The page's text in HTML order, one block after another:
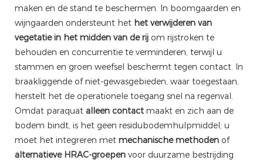
maken en de stand te beschermen. In boomgaarden en
wijngaarden ondersteunt het het verwijderen van
vegetatie in het midden van de rij om rijstroken te
behouden en concurrentie te verminderen, terwijl u
stammen en groen weefsel beschermt tegen contact. In
braakliggende of niet-gewasgebieden, waar toegestaan,
herstelt het de operationele toegang snel na regenval.
Omdat paraquat alleen contact maakt en zich aan de
bodem bindt, is het geen residubodemhulpmiddel; u
moet het integreren met mechanische methoden of
alternatieve HRAC-groepen voor duurzame bestrijding